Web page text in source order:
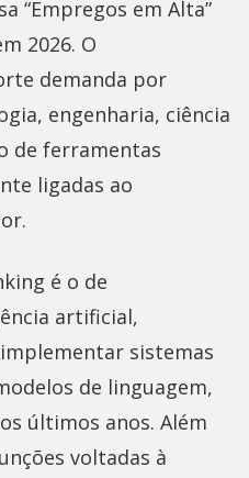
“Empregos em Alta”
2026. O
demanda por
engenharia, ciência
de ferramentas
ligadas ao
é o de
artificial,
sistemas
de linguagem,
últimos anos. Além
voltadas à